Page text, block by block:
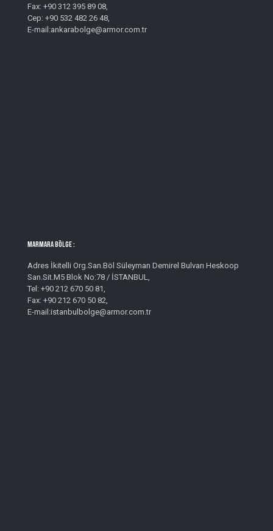
Fax: +90 312 395 89 08,
Cep: +90 532 482 26 48,
E-mail:ankarabolge@armor.com.tr
MARMARA BÖLGE :
Adres İkitelli Org.San.Böl Süleyman Demirel Bulvarı Heskoop
San.Sit.M5 Blok No:78 / İSTANBUL,
Tel: +90 212 670 50 81,
Fax: +90 212 670 50 82,
E-mail:istanbulbolge@armor.com.tr